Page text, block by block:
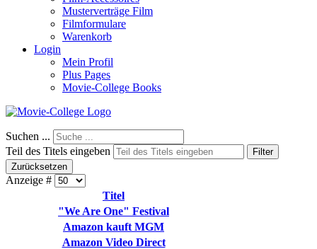
Musterverträge Film
Filmformulare
Warenkorb
Login
Mein Profil
Plus Pages
Movie-College Books
Suchen ...
Teil des Titels eingeben
Filter
Zurücksetzen
Anzeige #
Titel
"We Are One" Festival
Amazon kauft MGM
Amazon Video Direct